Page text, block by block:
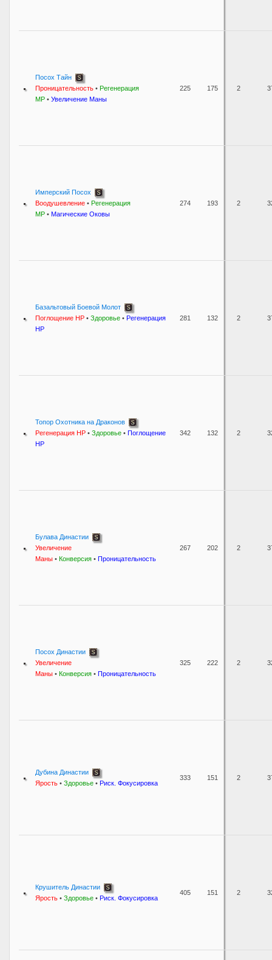
Посох Тайн
Проницательность • Регенерация
MP • Увеличение Маны
225 175 2
Имперский Посох
Воодушевление • Регенерация
MP • Магические Оковы
274 193 2
Базальтовый Боевой Молот
Поглощение HP • Здоровье • Регенерация
HP
281 132 2
Топор Охотника на Драконов
Регенерация HP • Здоровье • Поглощение
HP
342 132 2
Булава Династии
Увеличение
Маны • Конверсия • Проницательность
267 202 2
Посох Династии
Увеличение
Маны • Конверсия • Проницательность
325 222 2
Дубина Династии
Ярость • Здоровье • Риск. Фокусировка
333 151 2
Крушитель Династии
Ярость • Здоровье • Риск. Фокусировка
405 151 2